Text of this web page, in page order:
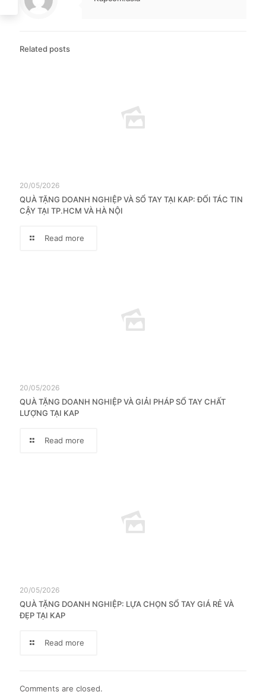
Related posts
20/05/2026
QUÀ TẶNG DOANH NGHIỆP VÀ SỔ TAY TẠI KAP: ĐỐI TÁC TIN
CẬY TẠI TP.HCM VÀ HÀ NỘI
Read more
20/05/2026
QUÀ TẶNG DOANH NGHIỆP VÀ GIẢI PHÁP SỔ TAY CHẤT
LƯỢNG TẠI KAP
Read more
20/05/2026
QUÀ TẶNG DOANH NGHIỆP: LỰA CHỌN SỔ TAY GIÁ RẺ VÀ
ĐẸP TẠI KAP
Read more
Comments are closed.